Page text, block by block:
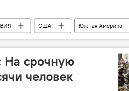
США
Южная Америка
На срочную
человек